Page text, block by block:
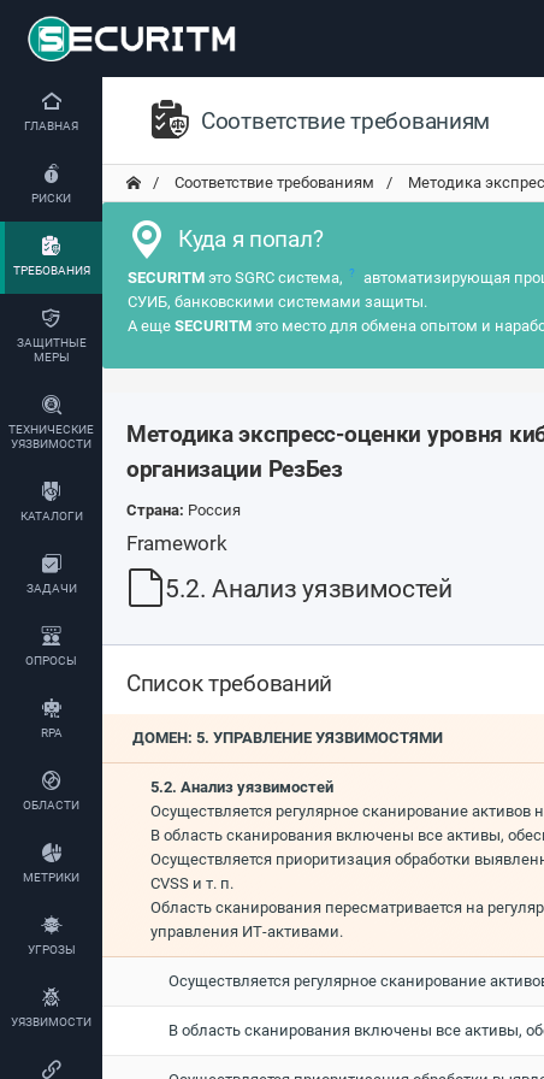
ГЛАВНАЯ
РИСКИ
ТРЕБОВАНИЯ
ЗАЩИТНЫЕ
МЕРЫ
ТЕХНИЧЕСКИЕ
УЯЗВИМОСТИ
КАТАЛОГИ
ЗАДАЧИ
ОПРОСЫ
RPA
ОБЛАСТИ
МЕТРИКИ
УГРОЗЫ
УЯЗВИМОСТИ
Соответствие требованиям
Соответствие требованиям Методика
Куда я попал?
SECURITM это SGRC система, ? автоматизирующая
СУИБ, банковскими системами защиты.
А еще SECURITM это место для обмена опытом и
Методика экспресс-оценки уровня
организации РезБез
Страна: Россия
Framework
5.2. Анализ уязвимостей
Список требований
ДОМЕН: 5. УПРАВЛЕНИЕ УЯЗВИМОСТЯМИ
5.2. Анализ уязвимостей
Осуществляется регулярное сканирование
В область сканирования включены все активы,
Осуществляется приоритизация обработки
CVSS и т. п.
Область сканирования пересматривается на
управления ИТ-активами.
Осуществляется регулярное сканирование
В область сканирования включены все активы,